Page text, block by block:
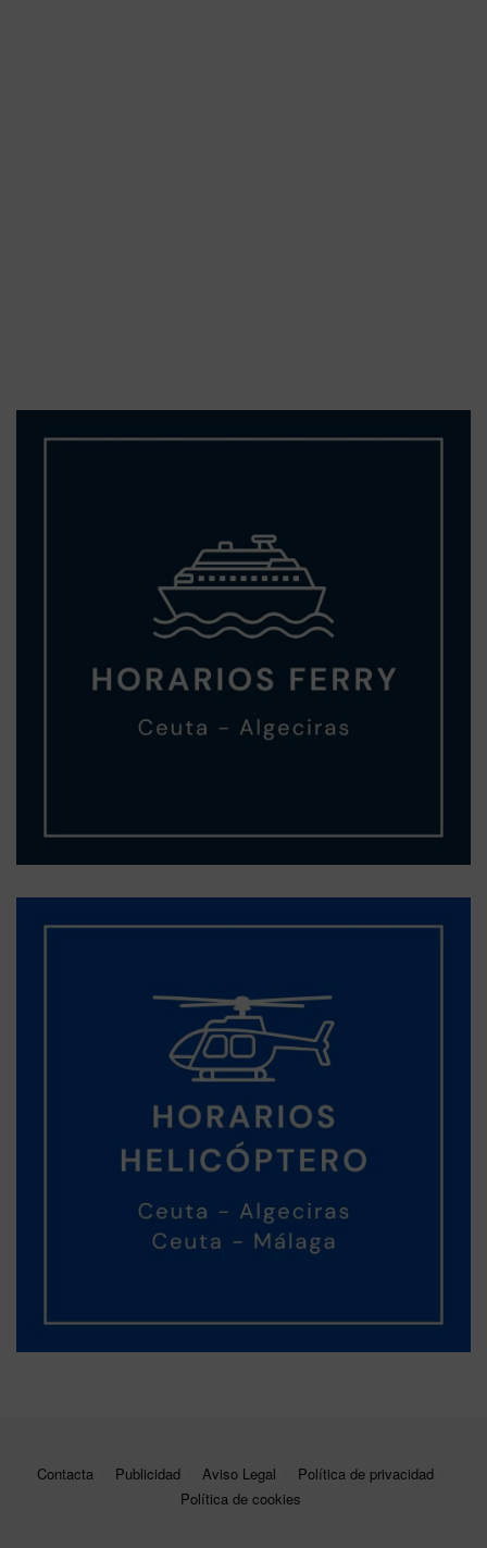
Contacta Publicidad Aviso Legal
Política de privacidad
Política de cookies